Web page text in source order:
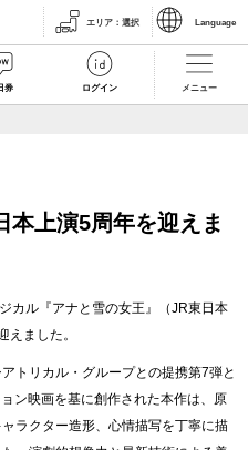
エリア ： 選択 Language
券 ログイン メニュー
本上演5周年を迎えま
カル『アナと雪の女王』（JR東日本
えました。
トリカル・グループとの提携第7弾と
ン映画を基に創作された本作は、原
ラクター造形、心情描写を丁寧に描